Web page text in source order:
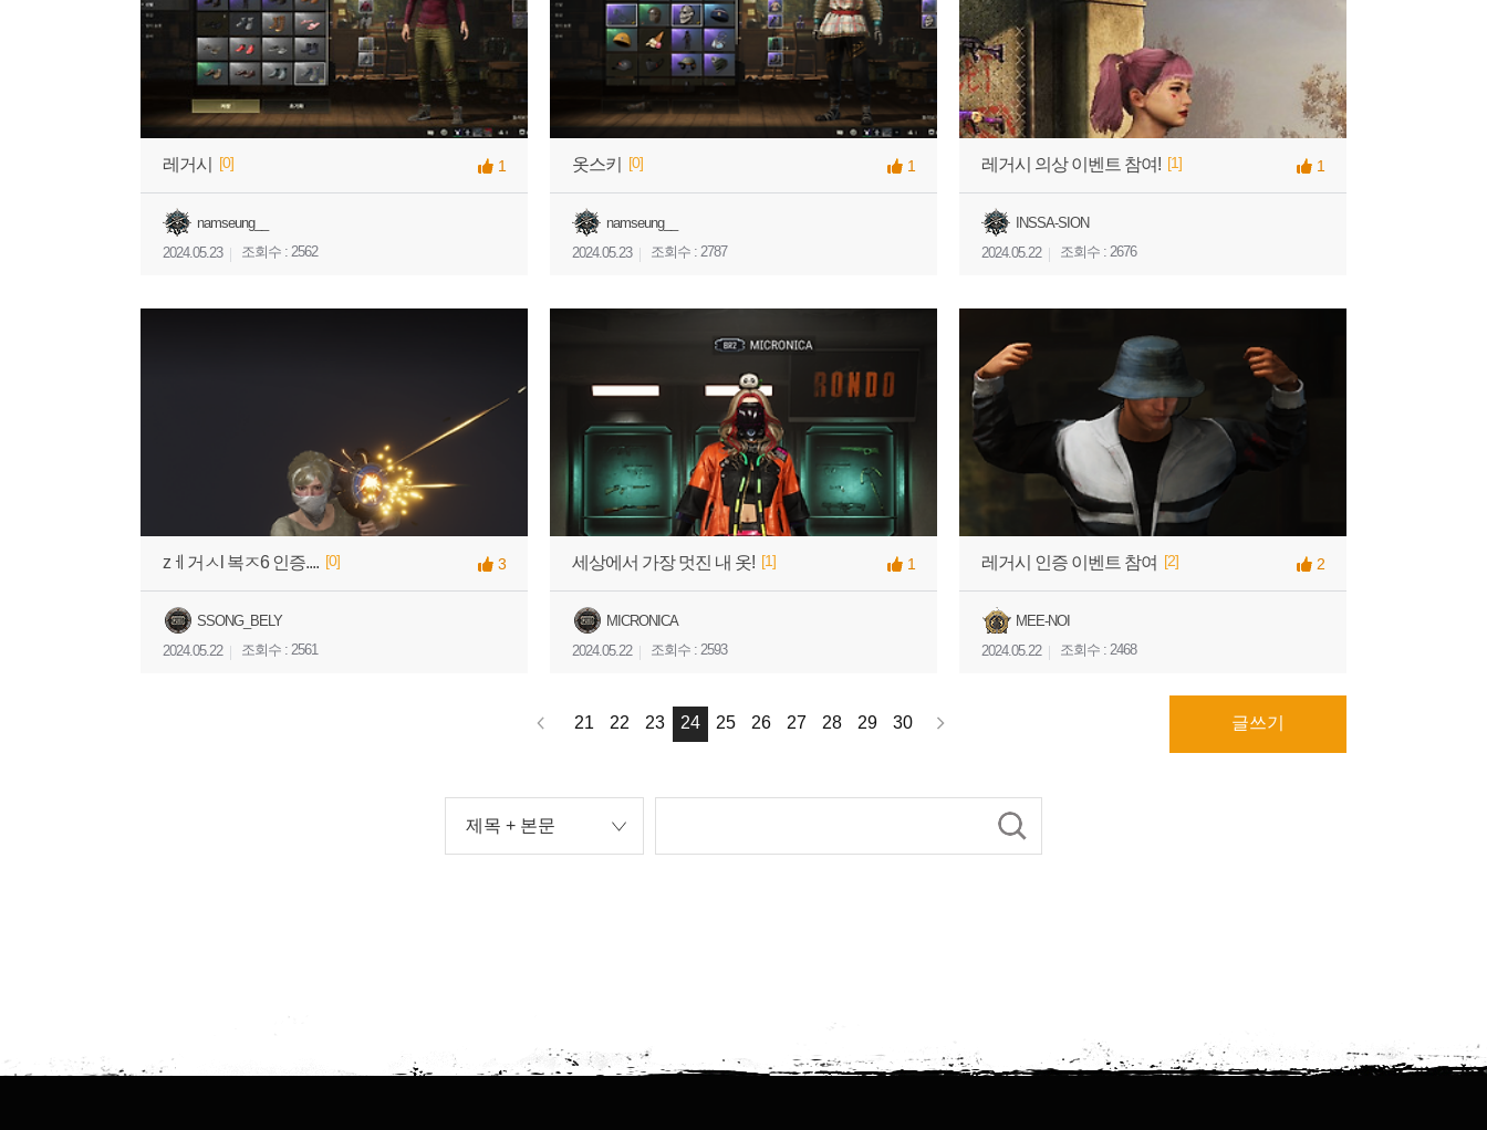
1
[0]
레거시
namseung__
2024.05.23
조회수 : 2562
1
[0]
옷스키
namseung__
2024.05.23
조회수 : 2787
1
[1]
레거시 의상 이벤트 참여!
INSSA-SION
2024.05.22
조회수 : 2676
3
[0]
zㅔ거ㅅl 복ㅈ6 인증....
SSONG_BELY
2024.05.22
조회수 : 2561
1
[1]
세상에서 가장 멋진 내 옷!
MICRONICA
2024.05.22
조회수 : 2593
2
[2]
레거시 인증 이벤트 참여
MEE-NOI
2024.05.22
조회수 : 2468
21 22 23 24 25 26 27 28 29 30 글쓰기
제목 + 본문